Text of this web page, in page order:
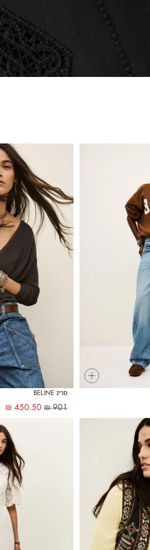
+
סריג BELINE
₪901
₪ 450.50